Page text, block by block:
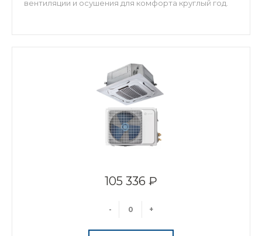
вентиляции и осушения для комфорта круглый год.
105 336 ₽
- +